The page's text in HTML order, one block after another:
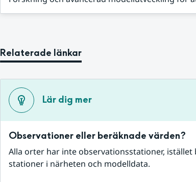
Relaterade länkar
Lär dig mer
Observationer eller beräknade värden?
Alla orter har inte observationsstationer,
stationer i närheten och modelldata.